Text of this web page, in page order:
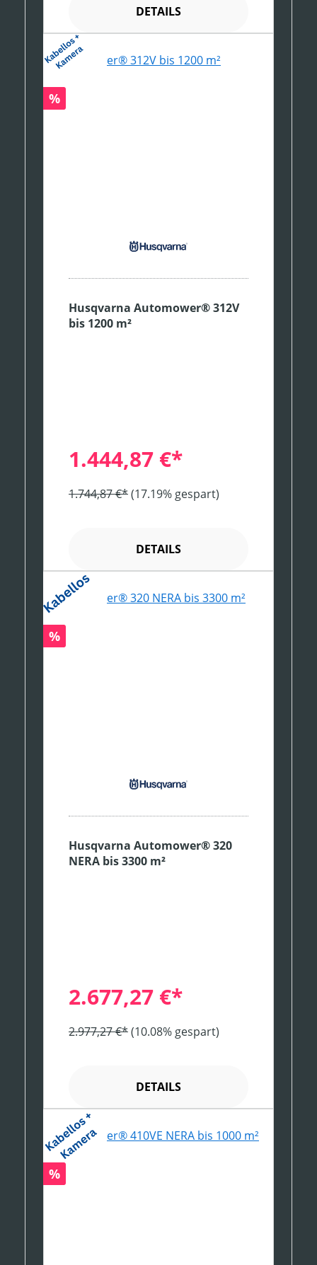
DETAILS
Rabatt
%
Husqvarna Automower® 312V
bis 1200 m²
1.444,87 €*
1.744,87 €*(17.19% gespart)
DETAILS
Rabatt
%
Husqvarna Automower® 320
NERA bis 3300 m²
2.677,27 €*
2.977,27 €*(10.08% gespart)
DETAILS
Rabatt
%